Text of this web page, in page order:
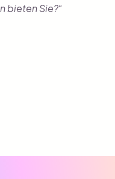
bieten Sie?“